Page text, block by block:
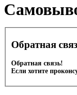
Обратная
Обратная связь!
Если хотите